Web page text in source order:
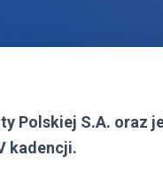
Polskiej S.A. oraz
kadencji.